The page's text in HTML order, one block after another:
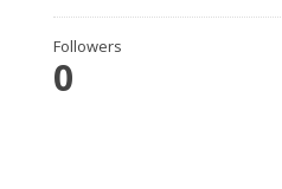
Followers
0